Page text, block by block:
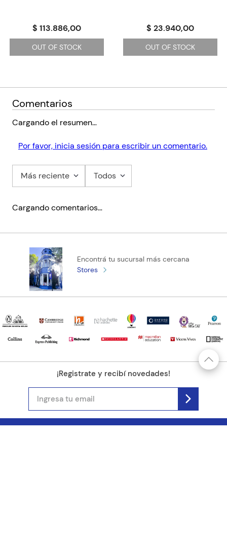
$ 113.886,00
OUT OF STOCK
$ 23.940,00
OUT OF STOCK
Comentarios
Cargando el resumen…
Por favor, inicia sesión para escribir un comentario.
Más reciente Todos
Cargando comentarios…
Encontrá tu sucursal más cercana
Stores
¡Registrate y recibí novedades!